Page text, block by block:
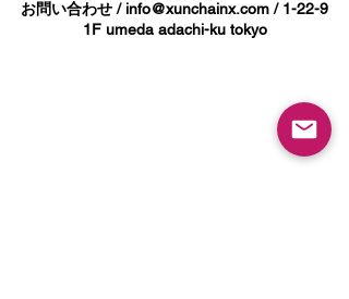
お問い合わせ / info@xunchainx.com/ 1-22-9
1F umeda adachi-ku tokyo